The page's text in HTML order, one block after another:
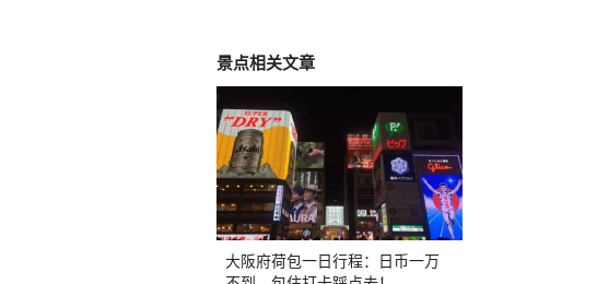
景点相关文章
大阪府荷包一日行程：日币一万